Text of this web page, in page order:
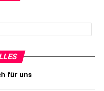
für uns